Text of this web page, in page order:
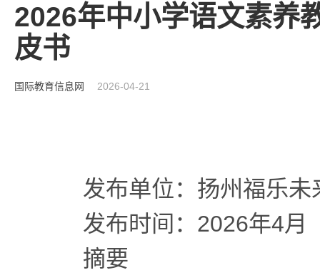
2026年中小学语文素养
皮书
国际教育信息网 2026-04-21
发布单位：扬州福乐未
发布时间：2026年4月
摘要